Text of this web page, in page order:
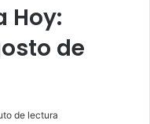
Hoy:
de
de lectura